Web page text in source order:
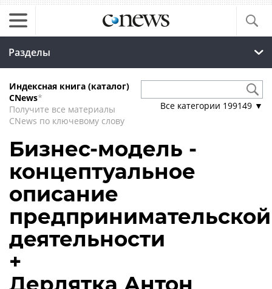
Разделы
Индексная книга (каталог)
CNews*
Получите все материалы
CNews по ключевому слову
Все категории 199149 ▼
Бизнес-модель -
концептуальное
описание
предпринимательской
деятельности
+